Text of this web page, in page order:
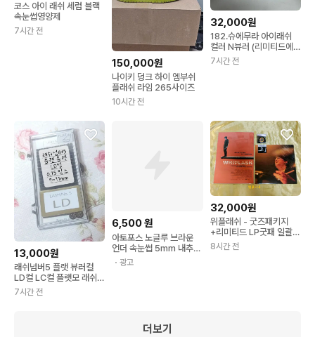
코스 아이 래쉬 세럼 블랙
속눈썹영양제
7시간 전
150,000원
나이키 덩크 하이 엠부쉬
플래쉬 라임 265사이즈
10시간 전
32,000원
182.슈에무라 아이래쉬
컬러 N뷰러 (리미티드에디
션)
7시간 전
13,000원
래쉬넘버5 플랫 뷰러컬
LD컬 LC컬 플랫모 래쉬
NO5플랫모 믹스
7시간 전
6,500원
아토포스 노글루 브라운
언더 속눈썹 5mm 내추럴
풀이 필요 없는 가닥 아랫
눈썹 대용량
・광고
32,000원
위플래쉬 - 굿즈패키지
+리미티드 LP굿패 일괄
판매
8시간 전
더보기